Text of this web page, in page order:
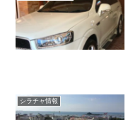
シラチャ情報